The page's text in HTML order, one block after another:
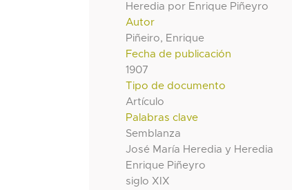
Heredia por Enrique Piñeyro
Autor
Piñeiro, Enrique
Fecha de publicación
1907
Tipo de documento
Artículo
Palabras clave
Semblanza
José María Heredia y Heredia
Enrique Piñeyro
siglo XIX